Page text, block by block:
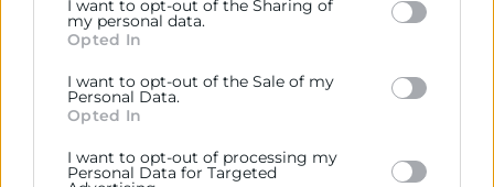
including but not limited to your visit or usage
behaviour. You may click to grant or deny consent to
below specified purposes in below Google consent
section.
I want to opt-out of the Sharing of
my personal data.
Opted In
I want to opt-out of the Sale of my
Personal Data.
Opted In
I want to opt-out of processing my
Personal Data for Targeted
Participa en encuentros profesionales, eventos
exclusivos y actividades diseñadas para conectar
con otros Alumni.
02